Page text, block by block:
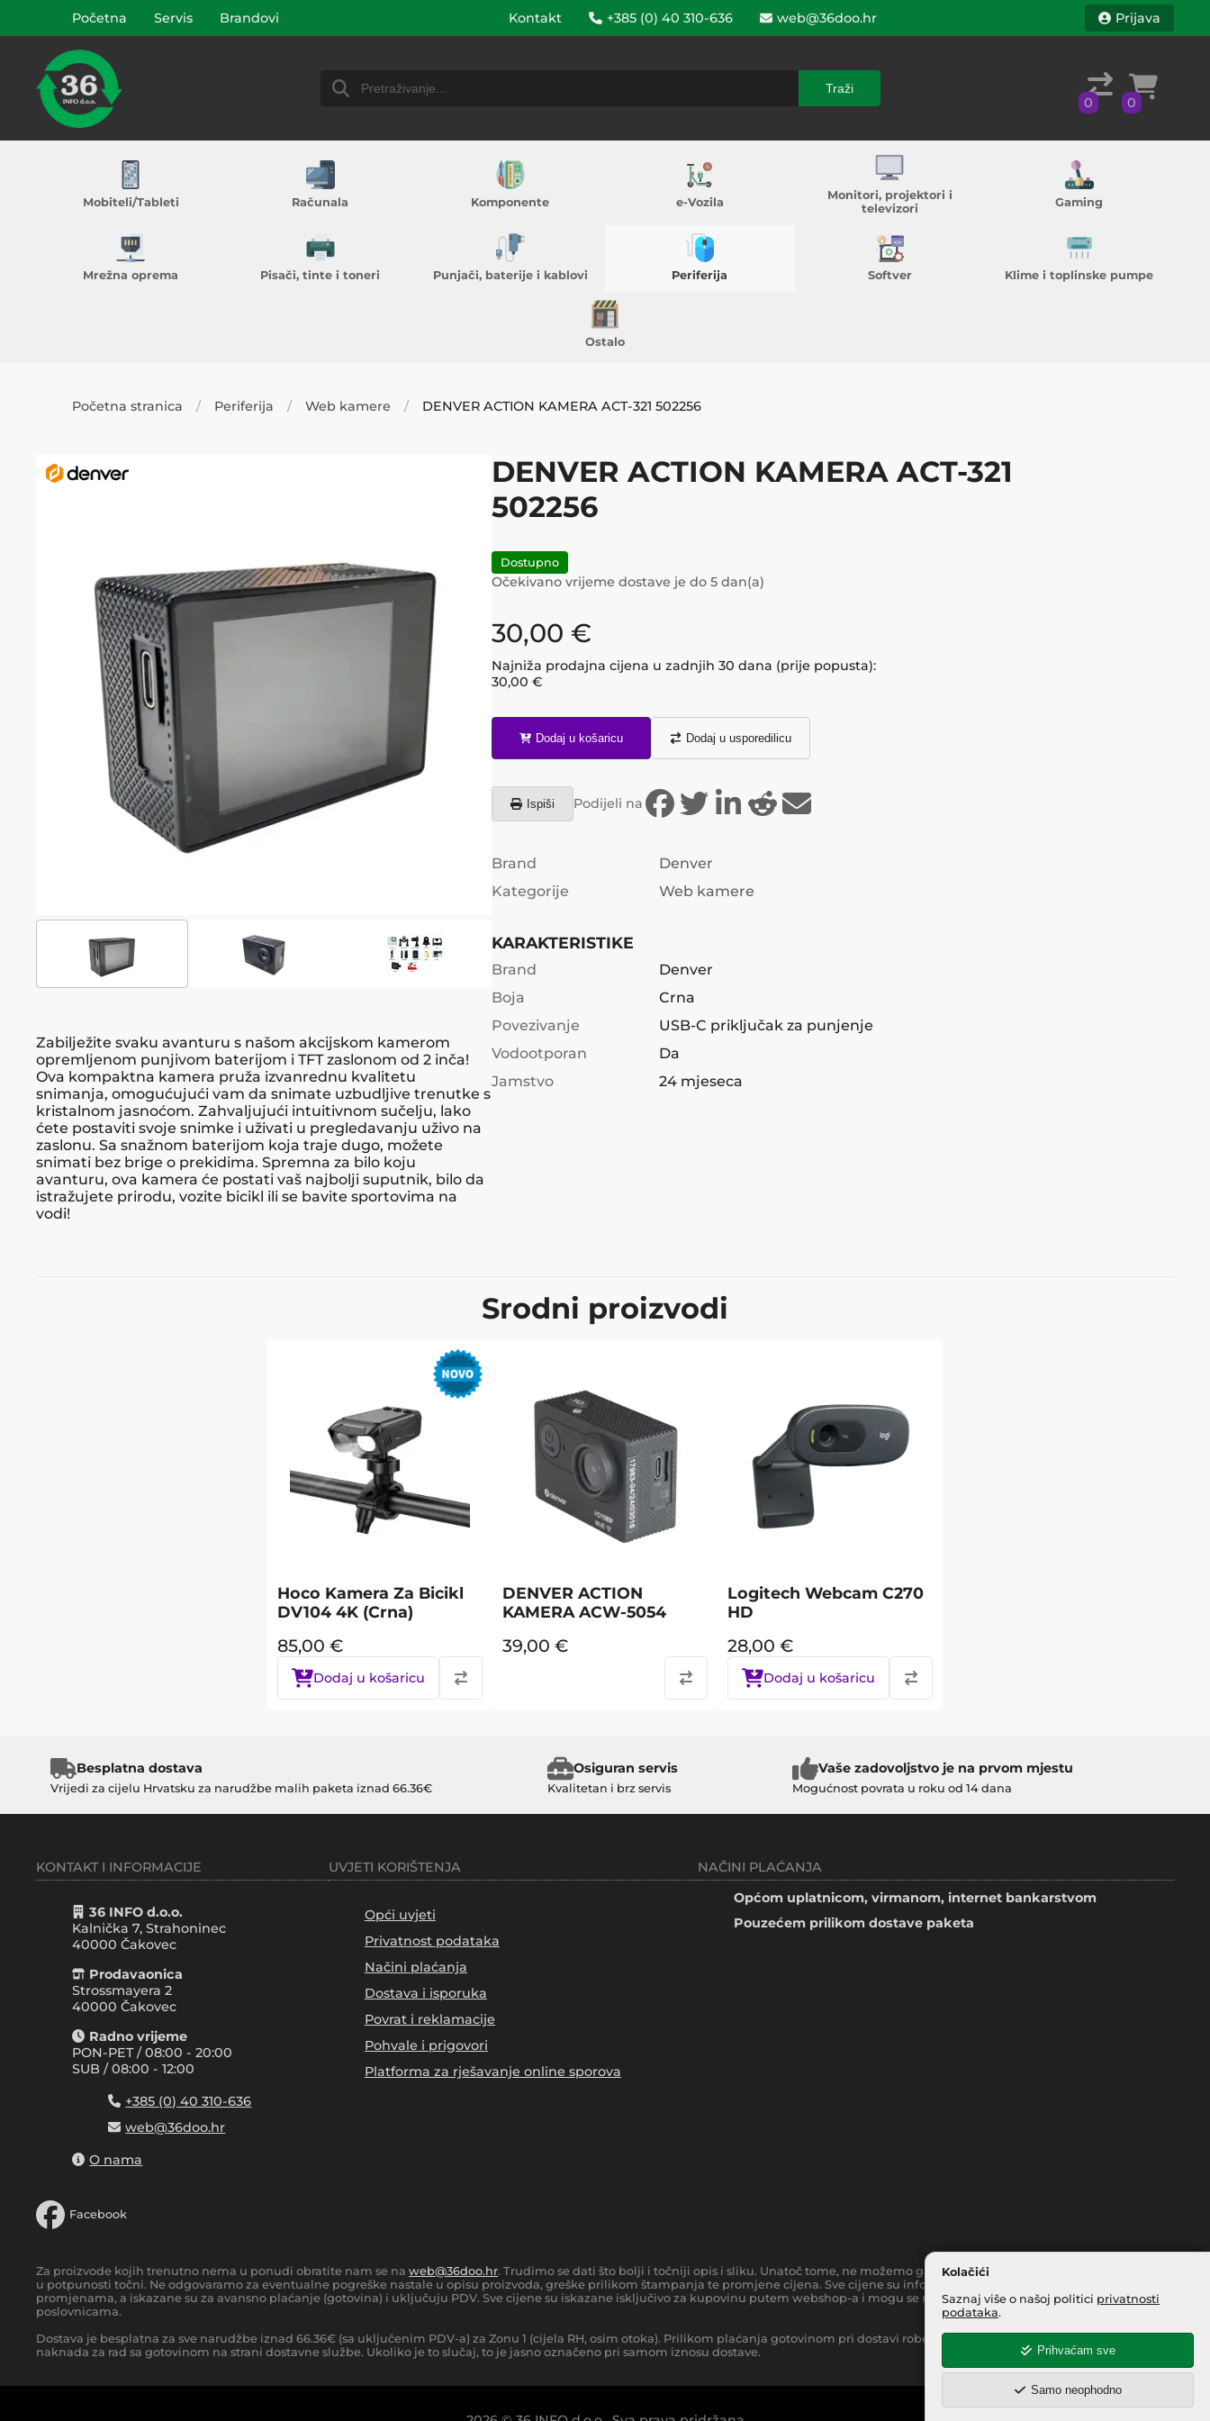
Traži
Početna Servis Brandovi Kontakt +385 (0) 40 310-636 web@36doo.hr Prijava
Traži
0 0
Mobiteli/Tableti Računala Komponente e-Vozila
Monitori, projektori i
televizori
Gaming
Mrežna oprema Pisači, tinte i toneri Punjači, baterije i kablovi Periferija Softver Klime i toplinske pumpe
Ostalo
Kolačići
Saznaj više o našoj politici privatnosti
podataka.
Prihvaćam sve
Samo neophodno
Početna stranica Periferija Web kamere DENVER ACTION KAMERA ACT-321 502256
Zabilježite svaku avanturu s našom akcijskom kamerom
opremljenom punjivom baterijom i TFT zaslonom od 2 inča!
Ova kompaktna kamera pruža izvanrednu kvalitetu
snimanja, omogućujući vam da snimate uzbudljive trenutke s
kristalnom jasnoćom. Zahvaljujući intuitivnom sučelju, lako
ćete postaviti svoje snimke i uživati u pregledavanju uživo na
zaslonu. Sa snažnom baterijom koja traje dugo, možete
snimati bez brige o prekidima. Spremna za bilo koju
avanturu, ova kamera će postati vaš najbolji suputnik, bilo da
istražujete prirodu, vozite bicikl ili se bavite sportovima na
vodi!
DENVER ACTION KAMERA ACT-321
502256
Dostupno
Očekivano vrijeme dostave je do 5dan(a)
30,00 €
Najniža prodajna cijena u zadnjih 30 dana (prije popusta):
30,00 €
Dodaj u košaricu Dodaj u usporedilicu
Ispiši Podijeli na
Brand
Denver
Kategorije
Web kamere
KARAKTERISTIKE
Brand
Denver
Boja
Crna
Povezivanje
USB-C priključak za punjenje
Vodootporan
Da
Jamstvo
24 mjeseca
Srodni proizvodi
Hoco Kamera Za Bicikl
DV104 4K (Crna)
85,00 €
Dodaj u košaricu
DENVER ACTION
KAMERA ACW-5054
39,00 €
Logitech Webcam C270
HD
28,00 €
Dodaj u košaricu
Besplatna dostava
Vrijedi za cijelu Hrvatsku za narudžbe malih paketa iznad 66.36€
Osiguran servis
Kvalitetan i brz servis
Vaše zadovoljstvo je na prvom mjestu
Mogućnost povrata u roku od 14 dana
KONTAKT I INFORMACIJE
36 INFO d.o.o.
Kalnička 7, Strahoninec
40000 Čakovec
Prodavaonica
Strossmayera 2
40000 Čakovec
Radno vrijeme
PON-PET / 08:00 - 20:00
SUB / 08:00 - 12:00
+385 (0) 40 310-636
web@36doo.hr
O nama
Facebook
UVJETI KORIŠTENJA
Opći uvjeti
Privatnost podataka
Načini plaćanja
Dostava i isporuka
Povrat i reklamacije
Pohvale i prigovori
Platforma za rješavanje online sporova
NAČINI PLAĆANJA
Općom uplatnicom, virmanom, internet bankarstvom
Pouzećem prilikom dostave paketa
Za proizvode kojih trenutno nema u ponudi obratite nam se na web@36doo.hr. Trudimo se dati što bolji i točniji opis i sliku. Unatoč tome, ne možemo garantirati da su svi navedeni podaci i slike
u potpunosti točni. Ne odgovaramo za eventualne pogreške nastale u opisu proizvoda, greške prilikom štampanja te promjene cijena. Sve cijene su informativnog karaktera i podložne su
promjenama, a iskazane su za avansno plaćanje (gotovina) i uključuju PDV. Sve cijene su iskazane isključivo za kupovinu putem webshop-a i mogu se razlikovati od cijena u našim
poslovnicama.
Dostava je besplatna za sve narudžbe iznad 66.36€ (sa uključenim PDV-a) za Zonu 1 (cijela RH, osim otoka). Prilikom plaćanja gotovinom pri dostavi robe na kućnu adresu, moguća je manja
naknada za rad sa gotovinom na strani dostavne službe. Ukoliko je to slučaj, to je jasno označeno pri samom iznosu dostave.